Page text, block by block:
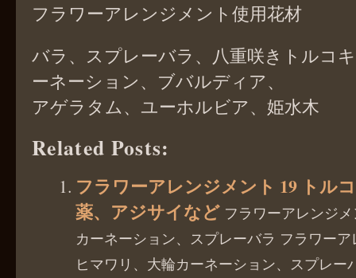
フラワーアレンジメント使用花材
バラ、スプレーバラ、八重咲きトルコ
ーネーション、ブバルディア、
アゲラタム、ユーホルビア、姫水木
Related Posts:
フラワーアレンジメント 19 トル
薬、アジサイなど フラワーアレンジ
カーネーション、スプレーバラ フラワー
ヒマワリ、大輪カーネーション、スプレー